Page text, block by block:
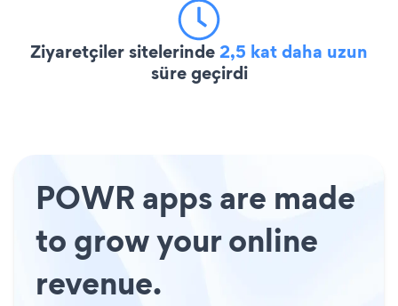
Ziyaretçiler sitelerinde2,5 kat daha uzun
süre geçirdi
POWR apps are made
to grow your online
revenue.